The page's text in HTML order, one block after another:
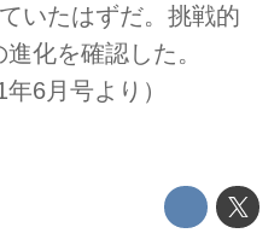
いたはずだ。挑戦的
化を確認した。
6月号より）